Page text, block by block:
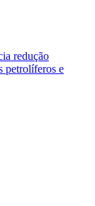
redução
petrolíferos e